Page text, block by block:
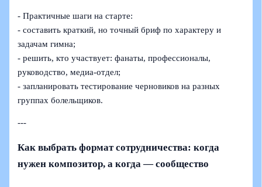
- Практичные шаги на старте:
- составить краткий, но точный бриф по характеру и
задачам гимна;
- решить, кто участвует: фанаты, профессионалы,
руководство, медиа-отдел;
- запланировать тестирование черновиков на разных
группах болельщиков.
---
Как выбрать формат сотрудничества: когда
нужен композитор, а когда — сообщество